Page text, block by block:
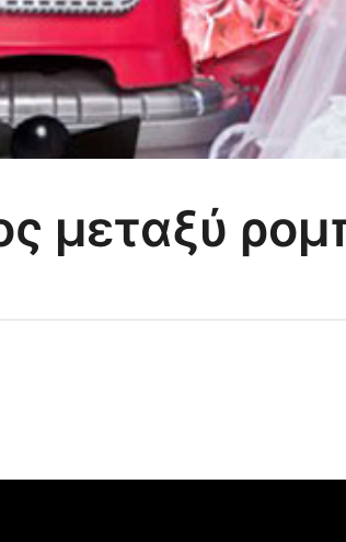
μεταξύ